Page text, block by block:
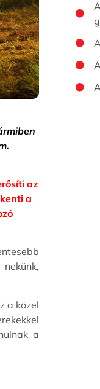
az
a
a közel
a